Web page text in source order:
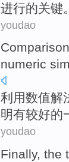
进行的关键。
youdao
Comparison
numeric
利用数值解
明有较好的
youdao
Finally, the